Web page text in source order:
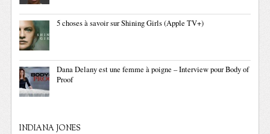
5 choses à savoir sur Shining Girls (Apple TV+)
Dana Delany est une femme à poigne – Interview pour Body of
Proof
INDIANA JONES